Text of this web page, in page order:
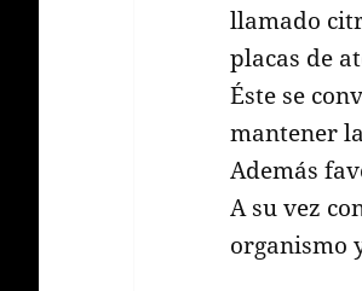
llamado
placas de
Éste se
mantener
Además
A su vez
organismo